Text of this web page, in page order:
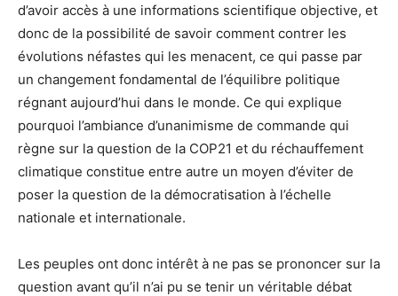
d’avoir accès à une informations scientifique objective, et
donc de la possibilité de savoir comment contrer les
évolutions néfastes qui les menacent, ce qui passe par
un changement fondamental de l’équilibre politique
régnant aujourd’hui dans le monde. Ce qui explique
pourquoi l’ambiance d’unanimisme de commande qui
règne sur la question de la COP21 et du réchauffement
climatique constitue entre autre un moyen d’éviter de
poser la question de la démocratisation à l’échelle
nationale et internationale.
Les peuples ont donc intérêt à ne pas se prononcer sur la
question avant qu’il n’ai pu se tenir un véritable débat